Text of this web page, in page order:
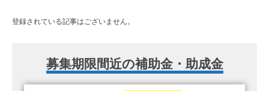
登録されている記事はございません。
募集期限間近の補助金・助成金